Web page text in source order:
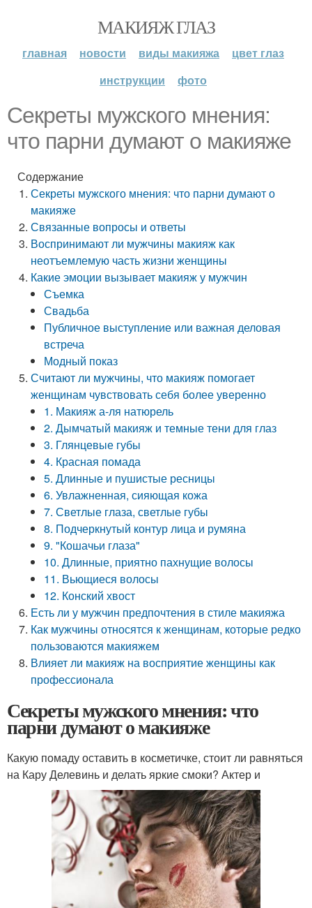
МАКИЯЖ ГЛАЗ
главная новости виды макияжа
цвет глаз
инструкции
фото
Секреты мужского мнения:
что парни думают о макияже
Содержание
Секреты мужского мнения: что парни думают о
макияже
Связанные вопросы и ответы
Воспринимают ли мужчины макияж как
неотъемлемую часть жизни женщины
Какие эмоции вызывает макияж у мужчин
Съемка
Свадьба
Публичное выступление или важная деловая
встреча
Модный показ
Считают ли мужчины, что макияж помогает
женщинам чувствовать себя более уверенно
1. Макияж а-ля натюрель
2. Дымчатый макияж и темные тени для глаз
3. Глянцевые губы
4. Красная помада
5. Длинные и пушистые ресницы
6. Увлажненная, сияющая кожа
7. Светлые глаза, светлые губы
8. Подчеркнутый контур лица и румяна
9. "Кошачьи глаза"
10. Длинные, приятно пахнущие волосы
11. Вьющиеся волосы
12. Конский хвост
Есть ли у мужчин предпочтения в стиле макияжа
Как мужчины относятся к женщинам, которые редко
пользоваются макияжем
Влияет ли макияж на восприятие женщины как
профессионала
Секреты мужского мнения: что
парни думают о макияже
Какую помаду оставить в косметичке, стоит ли равняться
на Кару Делевинь и делать яркие смоки? Актер и